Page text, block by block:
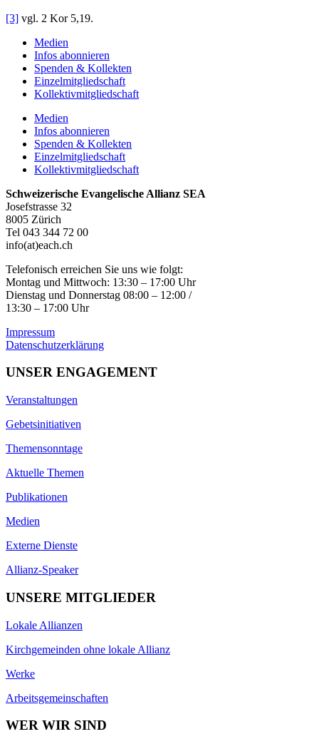
[3] vgl. 2 Kor 5,19.
Medien
Infos abonnieren
Spenden & Kollekten
Einzelmitgliedschaft
Kollektivmitgliedschaft
Medien
Infos abonnieren
Spenden & Kollekten
Einzelmitgliedschaft
Kollektivmitgliedschaft
Schweizerische Evangelische Allianz SEA
Josefstrasse 32
8005 Zürich
Tel 043 344 72 00
info(at)each.ch
Telefonisch erreichen Sie uns wie folgt:
Montag und Mittwoch: 13:30 – 17:00 Uhr
Dienstag und Donnerstag 08:00 – 12:00 /
13:30 – 17:00 Uhr
Impressum
Datenschutzerklärung
UNSER ENGAGEMENT
Veranstaltungen
Gebetsinitiativen
Themensonntage
Aktuelle Themen
Publikationen
Medien
Externe Dienste
Allianz-Speaker
UNSERE MITGLIEDER
Lokale Allianzen
Kirchgemeinden ohne lokale Allianz
Werke
Arbeitsgemeinschaften
WER WIR SIND